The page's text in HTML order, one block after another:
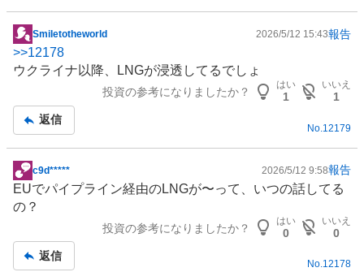
掲
示
板
Smiletotheworld 2026/5/12 15:43報告
>>12178
ウクライナ以降、
LNGが浸透してるでしょ
投資の参考になりましたか？
はい
1
いいえ
1
返信
No. 12179
掲
示
板
c9d***** 2026/5/12 9:58報告
EUでパイプライン経由のLNGが〜って、いつの話してる
の？
投資の参考になりましたか？
はい
0
いいえ
0
返信
No.12178